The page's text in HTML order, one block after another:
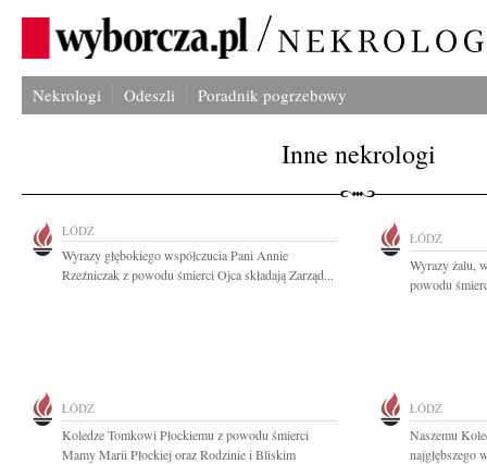
Nekrologi Odeszli Poradnik pogrzebowy
Inne nekrologi
ŁÓDŹ
Wyrazy głębokiego współczucia Pani Annie
Rzeźniczak z powodu śmierci Ojca składają Zarząd...
ŁÓDŹ
Wyrazy żalu,
powodu
ŁÓDŹ
Koledze Tomkowi Płockiemu z powodu śmierci
Mamy Marii Płockiej oraz Rodzinie i Bliskim
ŁÓDŹ
Naszemu
najgłębszego